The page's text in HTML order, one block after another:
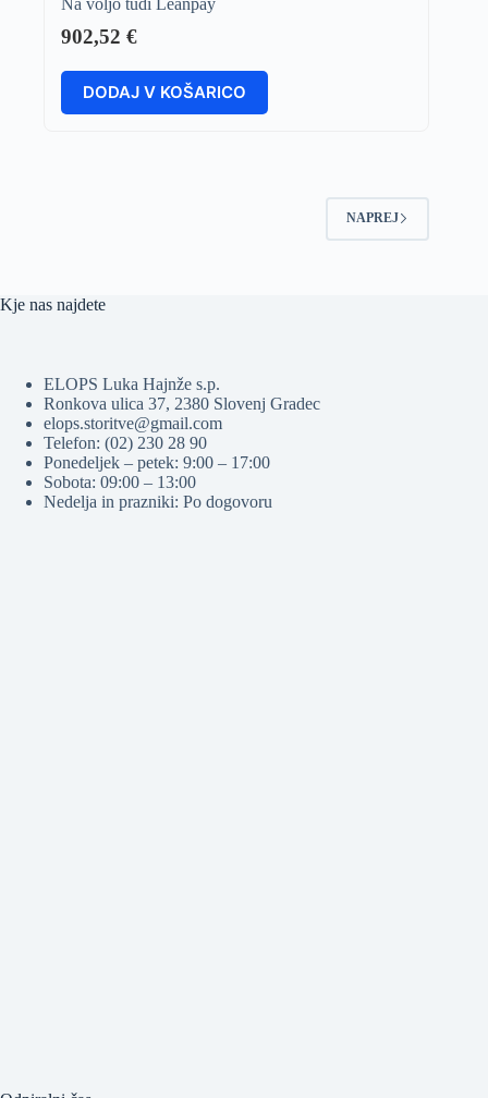
902,52 €
DODAJ V KOŠARICO
NAPREJ
Kje nas najdete
ELOPS Luka Hajnže s.p.
Ronkova ulica 37, 2380 Slovenj Gradec
elops.storitve@gmail.com
Telefon: (02) 230 28 90
Ponedeljek – petek: 9:00 – 17:00
Sobota: 09:00 – 13:00
Nedelja in prazniki: Po dogovoru